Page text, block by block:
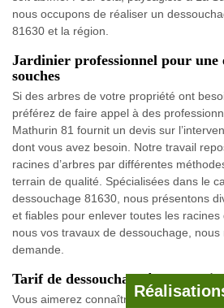
nous occupons de réaliser un
81630 et la région.
Jardinier professionnel pour une
souches
Si des arbres de votre propriété ont
préférez de faire appel à des
Mathurin 81 fournit un devis sur
dont vous avez besoin. Notre travail
racines d’arbres par différentes
terrain de qualité. Spécialisées dans le
dessouchage 81630, nous présentons
et fiables pour enlever toutes les
nous vos travaux de dessouchage,
demande.
Tarif de dessouchage à La
Vous aimerez connaître le prix pour